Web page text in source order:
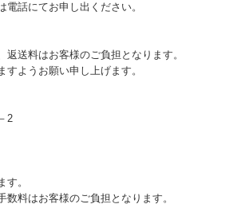
話にてお申し出ください。
送料はお客様のご負担となります。
ようお願い申し上げます。
2
す。
数料はお客様のご負担となります。